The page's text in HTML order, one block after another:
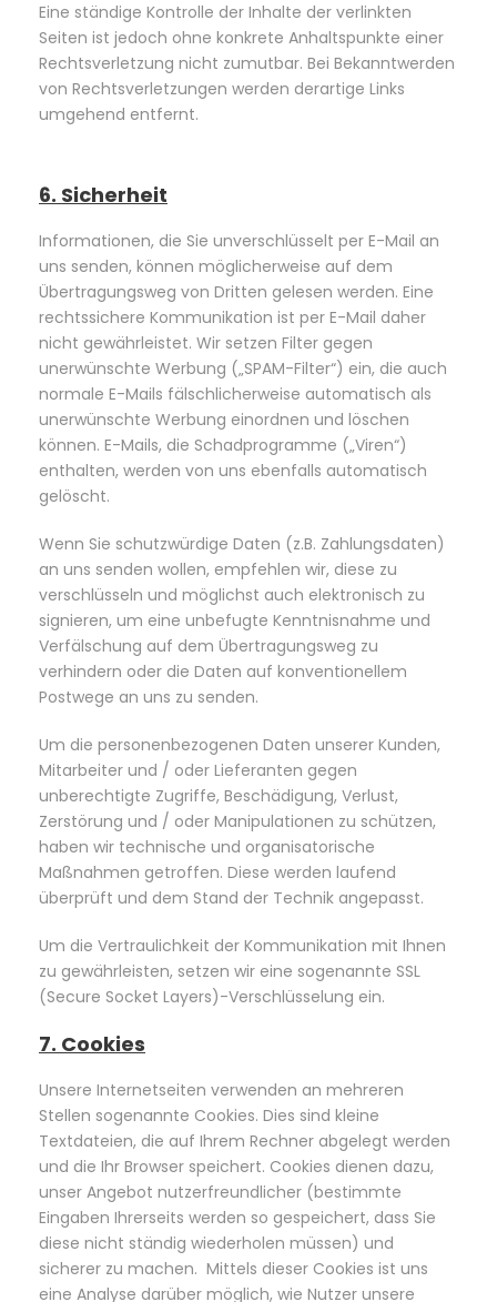
Eine ständige Kontrolle der Inhalte der verlinkten
Seiten ist jedoch ohne konkrete Anhaltspunkte einer
Rechtsverletzung nicht zumutbar. Bei Bekanntwerden
von Rechtsverletzungen werden derartige Links
umgehend entfernt.
6. Sicherheit
Informationen, die Sie unverschlüsselt per E-Mail an
uns senden, können möglicherweise auf dem
Übertragungsweg von Dritten gelesen werden. Eine
rechtssichere Kommunikation ist per E-Mail daher
nicht gewährleistet. Wir setzen Filter gegen
unerwünschte Werbung („SPAM-Filter“) ein, die auch
normale E-Mails fälschlicherweise automatisch als
unerwünschte Werbung einordnen und löschen
können. E-Mails, die Schadprogramme („Viren“)
enthalten, werden von uns ebenfalls automatisch
gelöscht.
Wenn Sie schutzwürdige Daten (z.B. Zahlungsdaten)
an uns senden wollen, empfehlen wir, diese zu
verschlüsseln und möglichst auch elektronisch zu
signieren, um eine unbefugte Kenntnisnahme und
Verfälschung auf dem Übertragungsweg zu
verhindern oder die Daten auf konventionellem
Postwege an uns zu senden.
Um die personenbezogenen Daten unserer Kunden,
Mitarbeiter und / oder Lieferanten gegen
unberechtigte Zugriffe, Beschädigung, Verlust,
Zerstörung und / oder Manipulationen zu schützen,
haben wir technische und organisatorische
Maßnahmen getroffen. Diese werden laufend
überprüft und dem Stand der Technik angepasst.
Um die Vertraulichkeit der Kommunikation mit Ihnen
zu gewährleisten, setzen wir eine sogenannte SSL
(Secure Socket Layers)-Verschlüsselung ein.
7. Cookies
Unsere Internetseiten verwenden an mehreren
Stellen sogenannte Cookies. Dies sind kleine
Textdateien, die auf Ihrem Rechner abgelegt werden
und die Ihr Browser speichert. Cookies dienen dazu,
unser Angebot nutzerfreundlicher (bestimmte
Eingaben Ihrerseits werden so gespeichert, dass Sie
diese nicht ständig wiederholen müssen) und
sicherer zu machen. Mittels dieser Cookies ist uns
eine Analyse darüber möglich, wie Nutzer unsere